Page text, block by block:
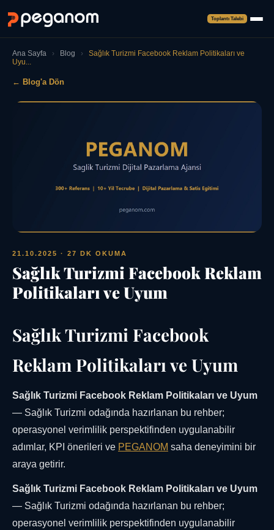
Toplantı Talebi
Ana Sayfa › Blog ›
Sağlık Turizmi Facebook Reklam Politikaları ve
Uyu...
← Blog'a Dön
21.10.2025 · 27 DK OKUMA
Sağlık Turizmi Facebook Reklam
Politikaları ve Uyum
Sağlık Turizmi Facebook
Reklam Politikaları ve Uyum
Sağlık Turizmi Facebook Reklam Politikaları ve Uyum
— Sağlık Turizmi odağında hazırlanan bu rehber;
operasyonel verimlilik perspektifinden uygulanabilir
adımlar, KPI önerileri ve PEGANOM saha deneyimini bir
araya getirir.
Sağlık Turizmi Facebook Reklam Politikaları ve Uyum
— Sağlık Turizmi odağında hazırlanan bu rehber;
operasyonel verimlilik perspektifinden uygulanabilir